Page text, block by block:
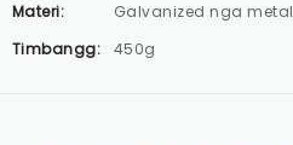
Materi:
Galvanized nga metal
Timbangg:
450g